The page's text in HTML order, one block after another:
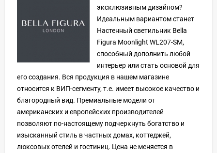
эксклюзивным дизайном?
Идеальным вариантом станет
Настенный светильник Bella
Figura Moonlight WL207-SM,
способный дополнить любой
интерьер или стать основой для
его создания. Вся продукция в нашем магазине
относится к ВИП-сегменту, т.е. имеет высокое качество и
благородный вид. Премиальные модели от
американских и европейских производителей
позволяют по-настоящему подчеркнуть богатство и
изысканный стиль в частных домах, коттеджей,
люксовых отелей и гостиниц. Цена не меняется в